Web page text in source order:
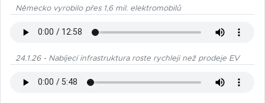
Německo vyrobilo přes 1,6 mil. elektromobilů
24.1.26 - Nabíjecí infrastruktura roste rychleji než prodeje EV